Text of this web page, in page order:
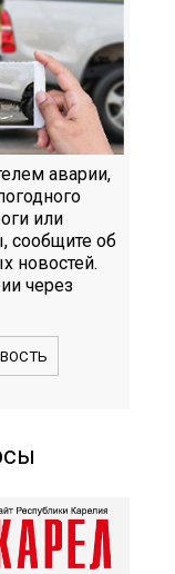
аварии,
или
сообщите об
новостей.
через